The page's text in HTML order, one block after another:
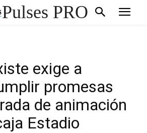
Pulses PRO
exige a
promesas
de animación
Estadio